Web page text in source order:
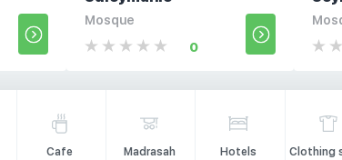
Mosque
0
Cafe Madrasah Hotels Clothing